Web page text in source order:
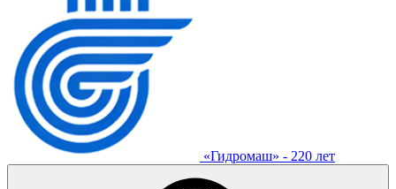
«Гидромаш» - 220 лет